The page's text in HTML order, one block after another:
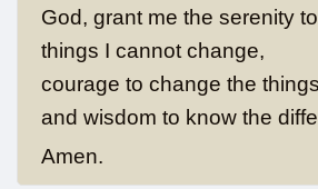
God, grant me the serenity
things I cannot change,
courage to change the
and wisdom to know the
Amen.